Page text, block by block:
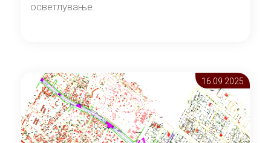
осветлување.
16.09 2025